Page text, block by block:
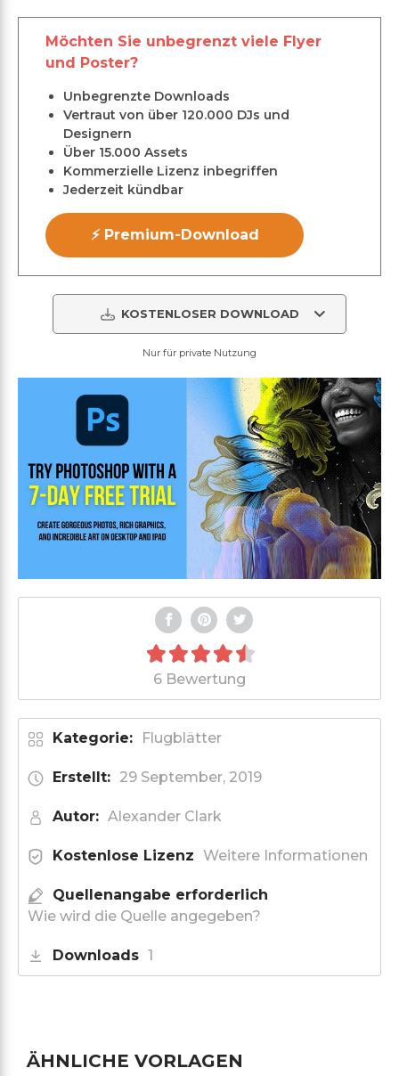
Möchten Sie unbegrenzt viele Flyer
und Poster?
Unbegrenzte Downloads
Vertraut von über 120.000 DJs und
Designern
Über 15.000 Assets
Kommerzielle Lizenz inbegriffen
Jederzeit kündbar
⚡ Premium-Download
KOSTENLOSER DOWNLOAD
Nur für private Nutzung
6 Bewertung
Kategorie: Flugblätter
Erstellt: 29 September, 2019
Autor: Alexander Clark
Kostenlose Lizenz Weitere Informationen
Quellenangabe erforderlich
Wie wird die Quelle angegeben?
Downloads 1
ÄHNLICHE VORLAGEN